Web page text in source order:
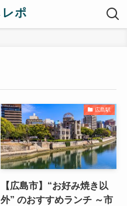
広島駅
【広島市】“お好み焼き以
外” のおすすめランチ ～市